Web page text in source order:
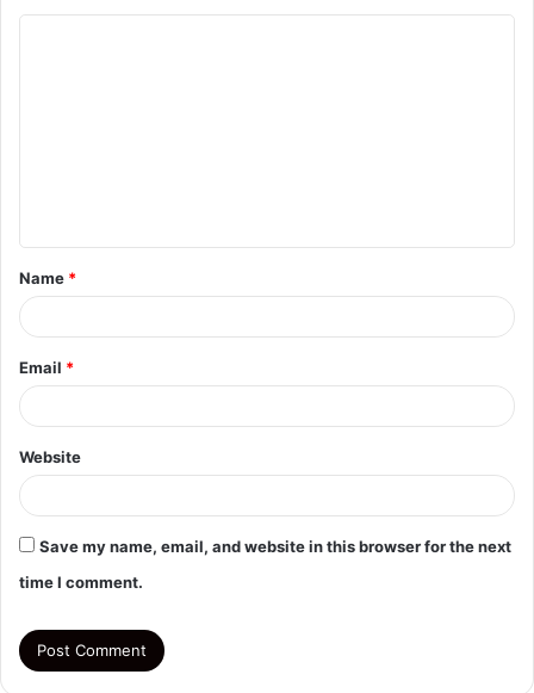
t
*
Name *
Email *
Website
Save my name, email, and website in this browser for the next
time I comment.